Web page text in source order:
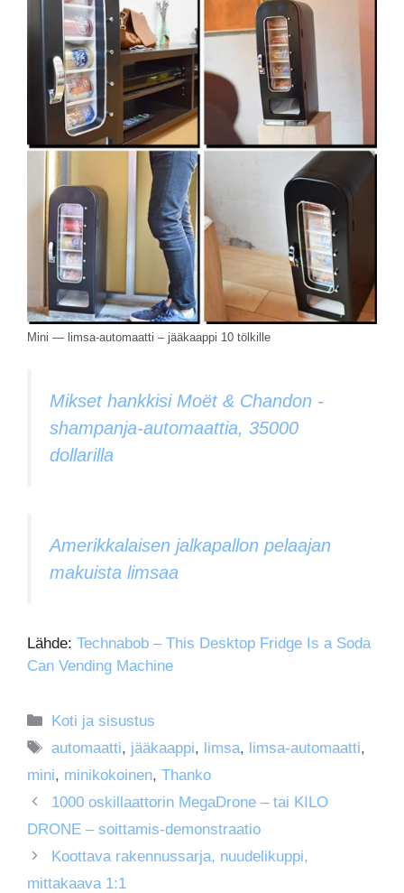
Mini — limsa-automaatti – jääkaappi 10 tölkille
Mikset hankkisi Moët & Chandon -
shampanja-automaattia, 35000
dollarilla
Amerikkalaisen jalkapallon pelaajan
makuista limsaa
Lähde: Technabob – This Desktop Fridge Is a Soda
Can Vending Machine
Kategoriat
Koti ja sisustus
Avainsanat
automaatti, jääkaappi, limsa, limsa-automaatti,
mini, minikokoinen, Thanko
1000 oskillaattorin MegaDrone – tai KILO
DRONE – soittamis-demonstraatio
Koottava rakennussarja, nuudelikuppi,
mittakaava 1:1